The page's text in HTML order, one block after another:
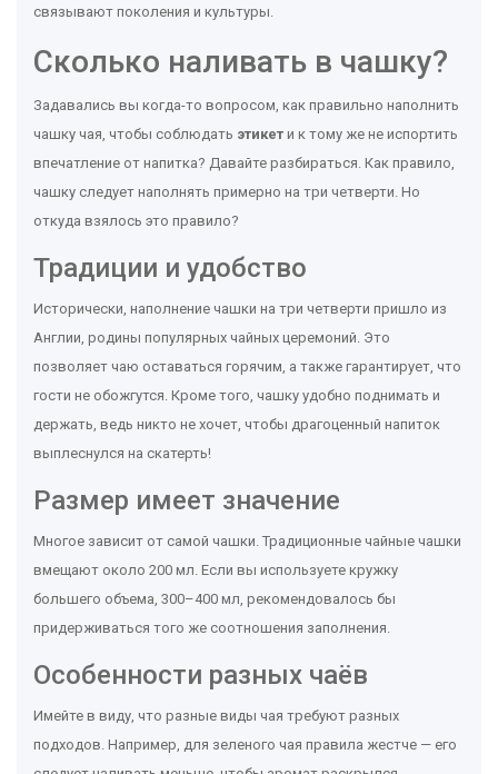
связывают поколения и культуры.
Сколько наливать в чашку?
Задавались вы когда-то вопросом, как правильно наполнить
чашку чая, чтобы соблюдать этикет и к тому же не испортить
впечатление от напитка? Давайте разбираться. Как правило,
чашку следует наполнять примерно на три четверти. Но
откуда взялось это правило?
Традиции и удобство
Исторически, наполнение чашки на три четверти пришло из
Англии, родины популярных чайных церемоний. Это
позволяет чаю оставаться горячим, а также гарантирует, что
гости не обожгутся. Кроме того, чашку удобно поднимать и
держать, ведь никто не хочет, чтобы драгоценный напиток
выплеснулся на скатерть!
Размер имеет значение
Многое зависит от самой чашки. Традиционные чайные чашки
вмещают около 200 мл. Если вы используете кружку
большего объема, 300–400 мл, рекомендовалось бы
придерживаться того же соотношения заполнения.
Особенности разных чаёв
Имейте в виду, что разные виды чая требуют разных
подходов. Например, для зеленого чая правила жестче — его